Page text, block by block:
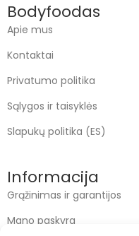
Bodyfoodas
Apie mus
Kontaktai
Privatumo politika
Sąlygos ir taisyklės
Slapukų politika (ES)
Informacija
Grąžinimas ir garantijos
Mano paskyra